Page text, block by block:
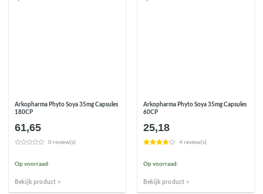
Arkopharma Phyto Soya 35mg Capsules
180CP
61,65
0 review(s)
Op voorraad:
Bekijk product >
Arkopharma Phyto Soya 35mg Capsules
60CP
25,18
4 review(s)
Op voorraad:
Bekijk product >